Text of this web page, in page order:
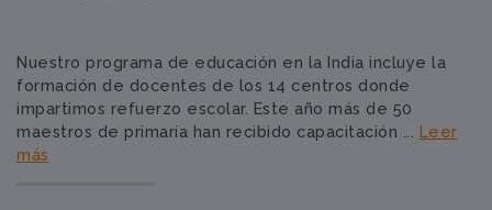
Nuestro programa de educación en la India incluye la
formación de docentes de los 14 centros donde
impartimos refuerzo escolar. Este año más de 50
maestros de primaria han recibido capacitación ... Leer
más